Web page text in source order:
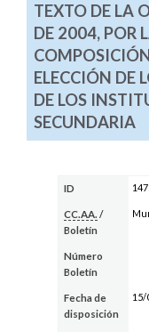
TEXTO DE LA
DE 2004, POR
ELECCIÓN DE
DE LOS
SECUNDARIA
ID
CC.AA. /
Boletín
Número
Boletín
Fecha de
disposición
15/